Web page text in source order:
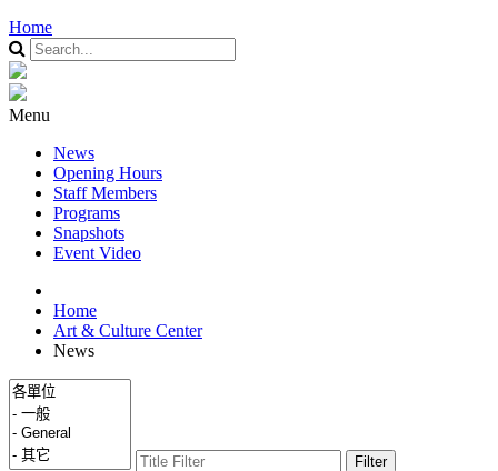
Home
Menu
News
Opening Hours
Staff Members
Programs
Snapshots
Event Video
Home
Art & Culture Center
News
Filter